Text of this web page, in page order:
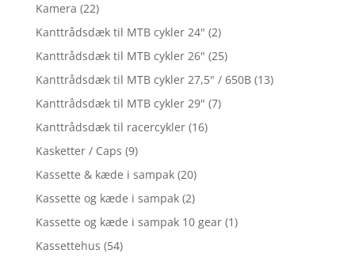
Kamera (22)
Kanttrådsdæk til MTB cykler 24" (2)
Kanttrådsdæk til MTB cykler 26" (25)
Kanttrådsdæk til MTB cykler 27,5" / 650B (13)
Kanttrådsdæk til MTB cykler 29" (7)
Kanttrådsdæk til racercykler (16)
Kasketter / Caps (9)
Kassette & kæde i sampak (20)
Kassette og kæde i sampak (2)
Kassette og kæde i sampak 10 gear (1)
Kassettehus (54)